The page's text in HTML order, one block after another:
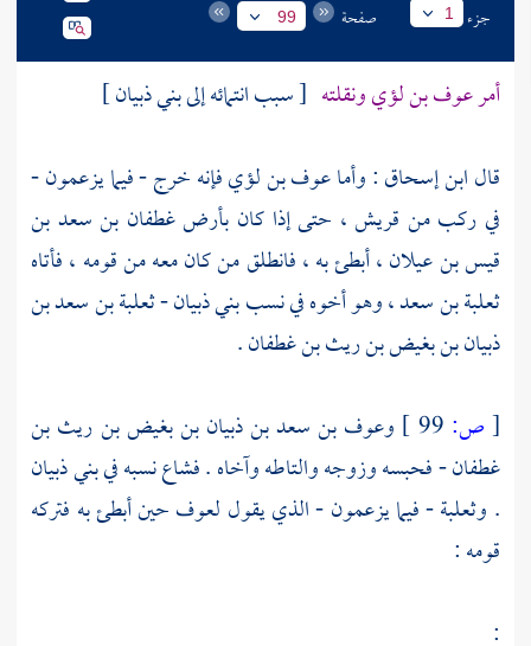
جزء 1 صفحة 99
أمر عوف بن لؤي ونقلته [ سبب انتمائه إلىبني ذبيان]
قالابن إسحاق :وأماعوف بن لؤيفإنه خرج - فيما يزعمون -
في ركب من قريش، حتى إذا كان بأرضغطفان بن سعد بن
قيس بن عيلان، أبطئ به ، فانطلق من كان معه من قومه ، فأتاه
ثعلبة بن سعد، وهو أخوه في نسببني ذبيان-ثعلبة بن سعد بن
ذبيان بن بغيض بن ريث بن غطفان.
[ص:
وعوف بن سعد بن ذبيان بن بغيض بن ريث بن
غطفان- فحبسه وزوجه والتاطه وآخاه . فشاع نسبه فيبني ذبيان
. وثعلبة- فيما يزعمون - الذي يقول لعوفحين أبطئ به فتركه
قومه :
: